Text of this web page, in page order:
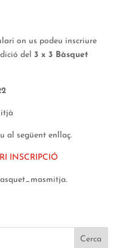
on us podeu inscriure
del 3 x 3 Bàsquet
al següent enllaç.
INSCRIPCIÓ